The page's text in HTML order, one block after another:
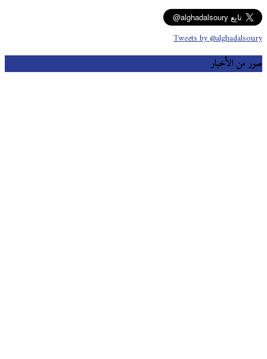
Tweets by @alghadalsoury
صور من الأخبار